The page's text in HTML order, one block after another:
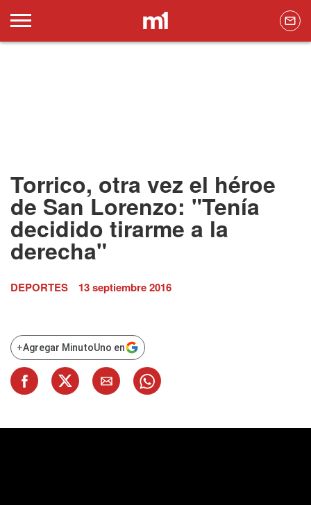
Torrico, otra vez el héroe
de San Lorenzo: "Tenía
decidido tirarme a la
derecha"
DEPORTES 13 septiembre 2016
+Agregar MinutoUno en